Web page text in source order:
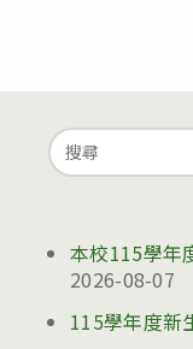
Search
for:
本校115學年
2026-08-07
115學年度新